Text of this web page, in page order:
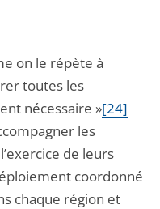
on le répète à
toutes les
nécessaire »[24]
les
de leurs
coordonné
chaque région et